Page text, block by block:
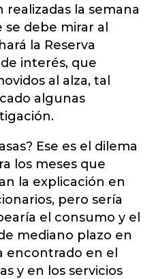
la semana
debe mirar al
la Reserva
interés, que
al alza, tal
algunas
Ese es el dilema
los meses que
la explicación en
pero sería
el consumo y el
mediano plazo en
encontrado en el
y en los servicios